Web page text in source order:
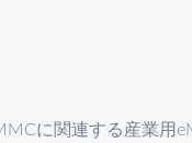
に関連する産業用